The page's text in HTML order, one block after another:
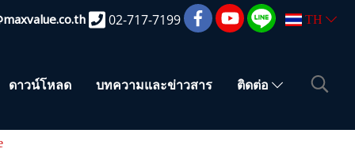
02-717-7199 TH
ดาวน์โหลด บทความและข่าวสาร ติดต่อ